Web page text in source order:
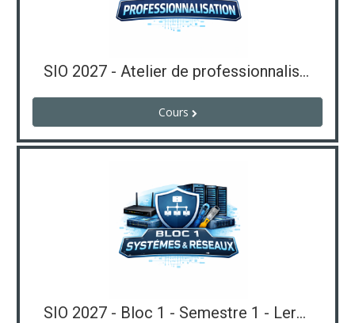
SIO 2027 - Atelier de professionnalisation
Cours
SIO 2027 - Bloc 1 - Semestre 1 - Leroux